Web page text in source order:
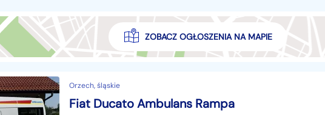
828
427
14635
171
60
ZOBACZ OGŁOSZENIA NA MAPIE
Orzech, śląskie
Fiat Ducato Ambulans Rampa